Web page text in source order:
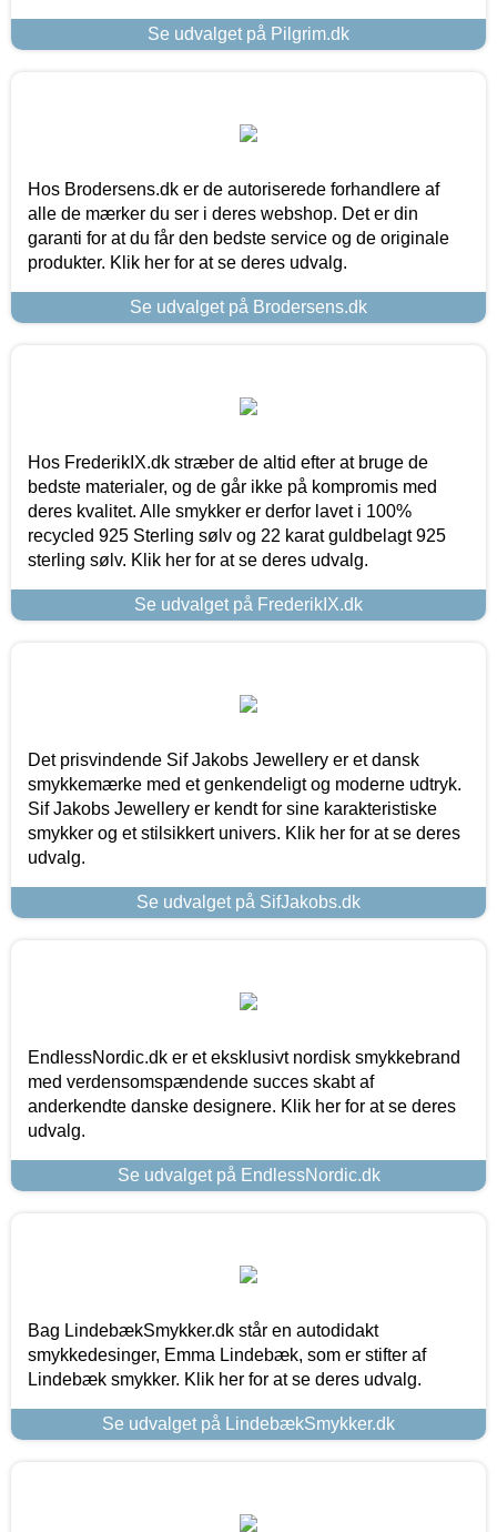
Se udvalget på Pilgrim.dk
Hos Brodersens.dk er de autoriserede forhandlere af
alle de mærker du ser i deres webshop. Det er din
garanti for at du får den bedste service og de originale
produkter. Klik her for at se deres udvalg.
Se udvalget på Brodersens.dk
Hos FrederikIX.dk stræber de altid efter at bruge de
bedste materialer, og de går ikke på kompromis med
deres kvalitet. Alle smykker er derfor lavet i 100%
recycled 925 Sterling sølv og 22 karat guldbelagt 925
sterling sølv. Klik her for at se deres udvalg.
Se udvalget på FrederikIX.dk
Det prisvindende Sif Jakobs Jewellery er et dansk
smykkemærke med et genkendeligt og moderne udtryk.
Sif Jakobs Jewellery er kendt for sine karakteristiske
smykker og et stilsikkert univers. Klik her for at se deres
udvalg.
Se udvalget på SifJakobs.dk
EndlessNordic.dk er et eksklusivt nordisk smykkebrand
med verdensomspændende succes skabt af
anderkendte danske designere. Klik her for at se deres
udvalg.
Se udvalget på EndlessNordic.dk
Bag LindebækSmykker.dk står en autodidakt
smykkedesinger, Emma Lindebæk, som er stifter af
Lindebæk smykker. Klik her for at se deres udvalg.
Se udvalget på LindebækSmykker.dk